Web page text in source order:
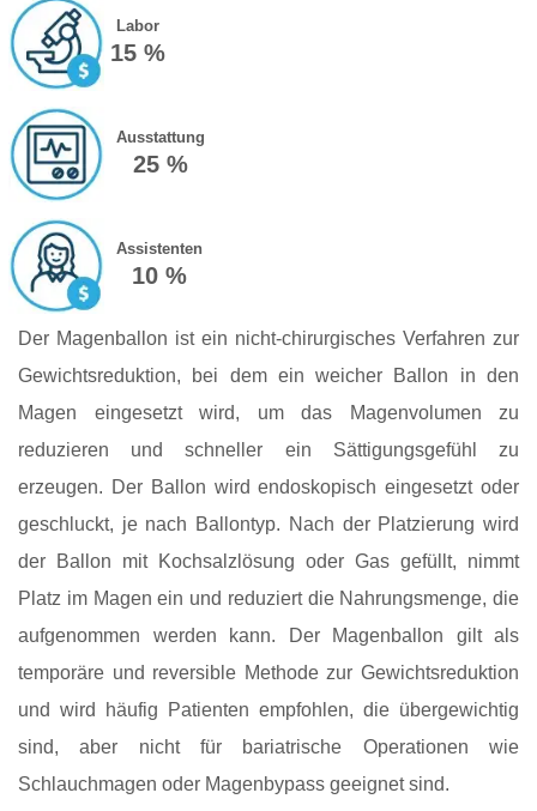
Labor
15 %
Ausstattung
25 %
Assistenten
10 %
Der Magenballon ist ein nicht-chirurgisches Verfahren zur
Gewichtsreduktion, bei dem ein weicher Ballon in den
Magen eingesetzt wird, um das Magenvolumen zu
reduzieren und schneller ein Sättigungsgefühl zu
erzeugen. Der Ballon wird endoskopisch eingesetzt oder
geschluckt, je nach Ballontyp. Nach der Platzierung wird
der Ballon mit Kochsalzlösung oder Gas gefüllt, nimmt
Platz im Magen ein und reduziert die Nahrungsmenge, die
aufgenommen werden kann. Der Magenballon gilt als
temporäre und reversible Methode zur Gewichtsreduktion
und wird häufig Patienten empfohlen, die übergewichtig
sind, aber nicht für bariatrische Operationen wie
Schlauchmagen oder Magenbypass geeignet sind.